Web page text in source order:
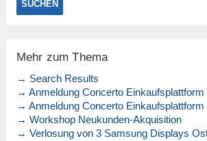
Mehr zum Thema
→ Search Results
→ Anmeldung Concerto Einkaufsplattform
→ Anmeldung Concerto Einkaufsplattform
→ Workshop Neukunden-Akquisition
→ Verlosung von 3 Samsung Displays